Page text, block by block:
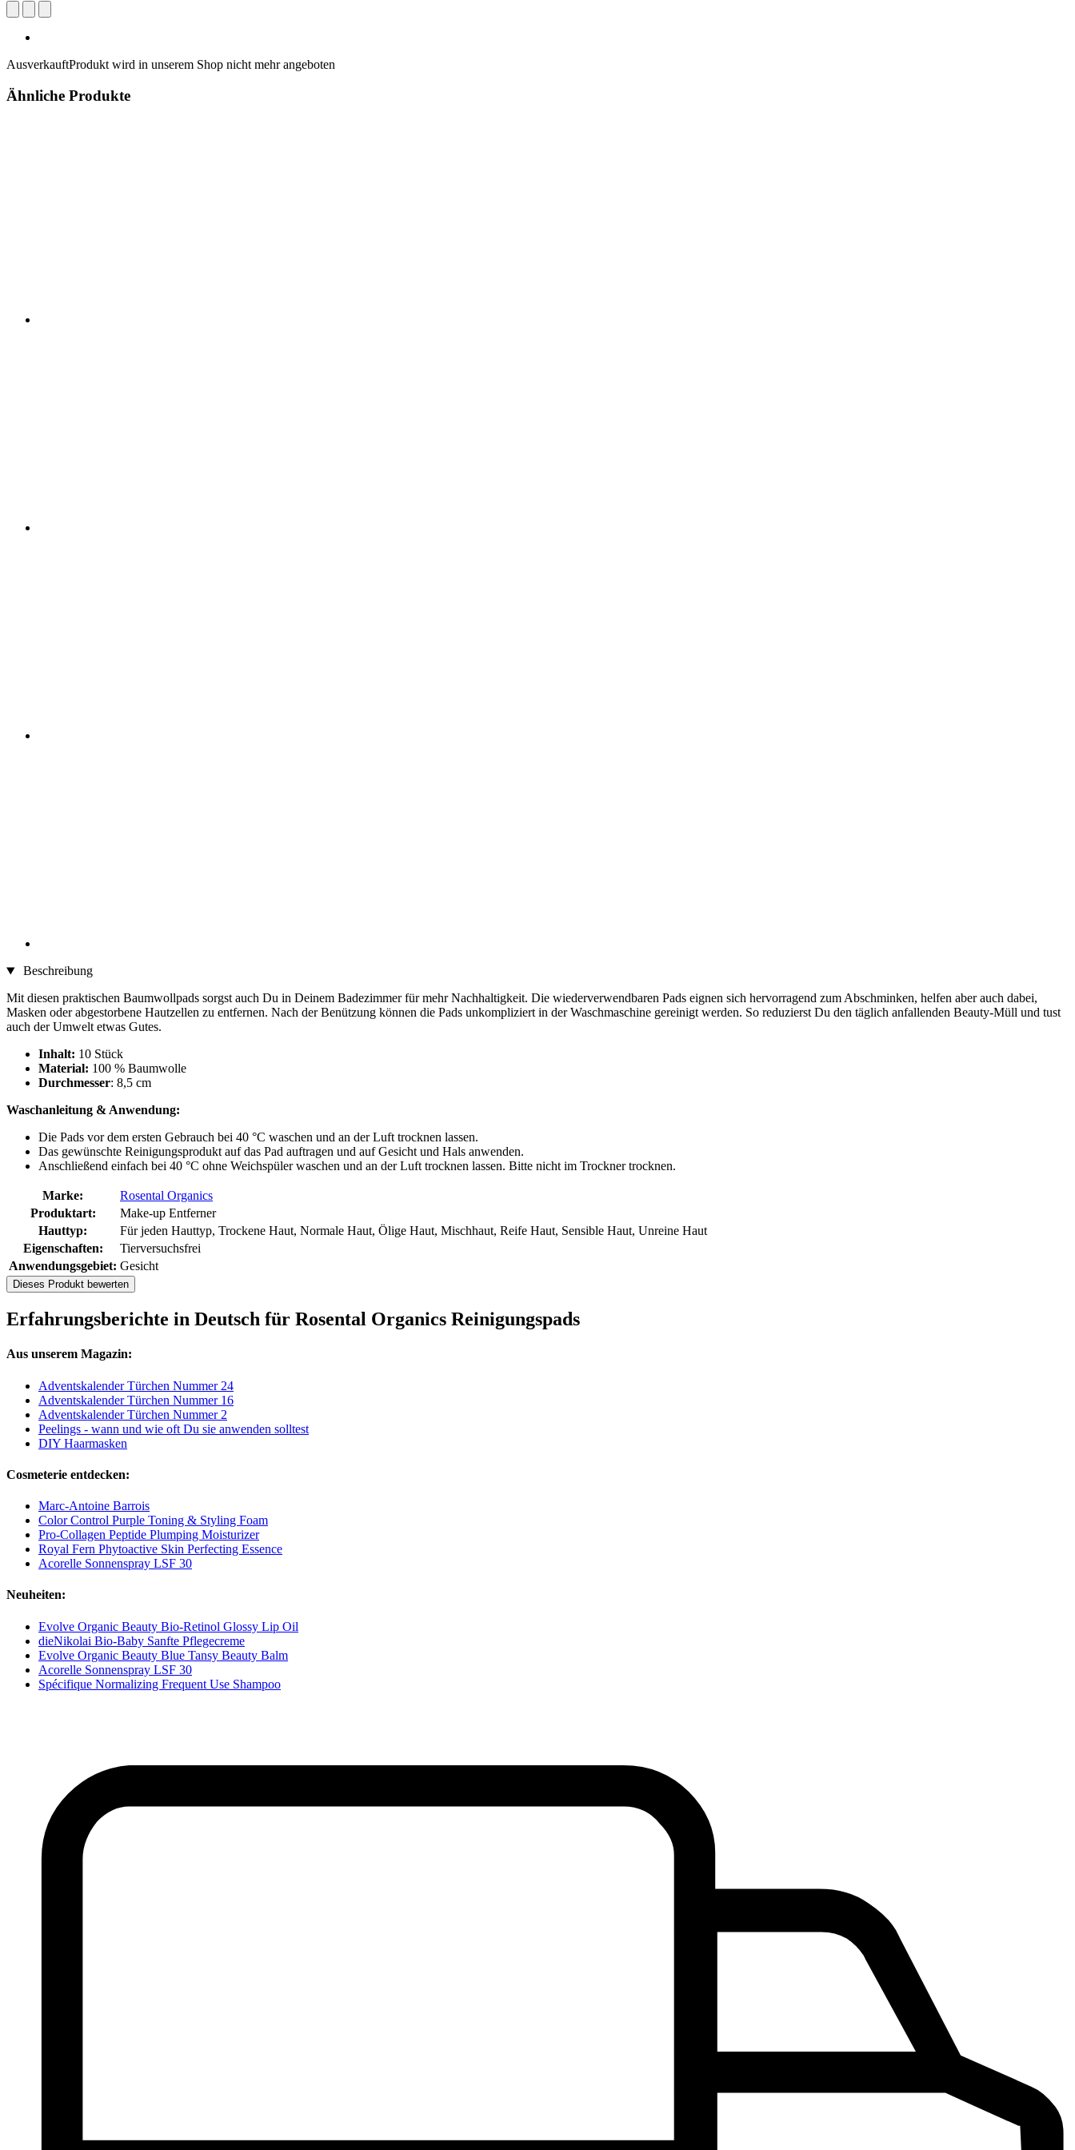
AusverkauftProdukt wird in unserem Shop nicht mehr angeboten
Ähnliche Produkte
Beschreibung
Mit diesen praktischen Baumwollpads sorgst auch Du in Deinem Badezimmer für mehr Nachhaltigkeit. Die wiederverwendbaren Pads eignen sich hervorragend zum Abschminken, helfen aber auch dabei,
Masken oder abgestorbene Hautzellen zu entfernen. Nach der Benützung können die Pads unkompliziert in der Waschmaschine gereinigt werden. So reduzierst Du den täglich anfallenden Beauty-Müll und tust
auch der Umwelt etwas Gutes.
Inhalt: 10 Stück
Material: 100 % Baumwolle
Durchmesser: 8,5 cm
Waschanleitung & Anwendung:
Die Pads vor dem ersten Gebrauch bei 40 °C waschen und an der Luft trocknen lassen.
Das gewünschte Reinigungsprodukt auf das Pad auftragen und auf Gesicht und Hals anwenden.
Anschließend einfach bei 40 °C ohne Weichspüler waschen und an der Luft trocknen lassen. Bitte nicht im Trockner trocknen.
Marke:
Rosental Organics
Produktart:
Make-up Entferner
Hauttyp:
Für jeden Hauttyp, Trockene Haut, Normale Haut, Ölige Haut, Mischhaut, Reife Haut, Sensible Haut, Unreine Haut
Eigenschaften:
Tierversuchsfrei
Anwendungsgebiet: Gesicht
Dieses Produkt bewerten
Erfahrungsberichte in Deutsch für Rosental Organics Reinigungspads
Aus unserem Magazin:
Adventskalender Türchen Nummer 24
Adventskalender Türchen Nummer 16
Adventskalender Türchen Nummer 2
Peelings - wann und wie oft Du sie anwenden solltest
DIY Haarmasken
Cosmeterie entdecken:
Marc-Antoine Barrois
Color Control Purple Toning & Styling Foam
Pro-Collagen Peptide Plumping Moisturizer
Royal Fern Phytoactive Skin Perfecting Essence
Acorelle Sonnenspray LSF 30
Neuheiten:
Evolve Organic Beauty Bio-Retinol Glossy Lip Oil
dieNikolai Bio-Baby Sanfte Pflegecreme
Evolve Organic Beauty Blue Tansy Beauty Balm
Acorelle Sonnenspray LSF 30
Spécifique Normalizing Frequent Use Shampoo